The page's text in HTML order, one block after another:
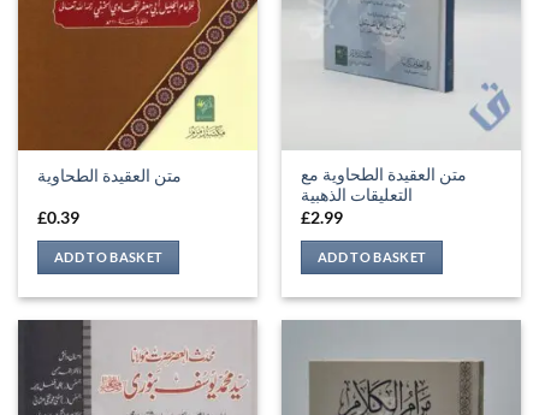
متن العقيدة الطحاوية
£0.39
ADD TO BASKET
متن العقيدة الطحاوية مع
التعليقات الذهبية
£2.99
ADD TO BASKET